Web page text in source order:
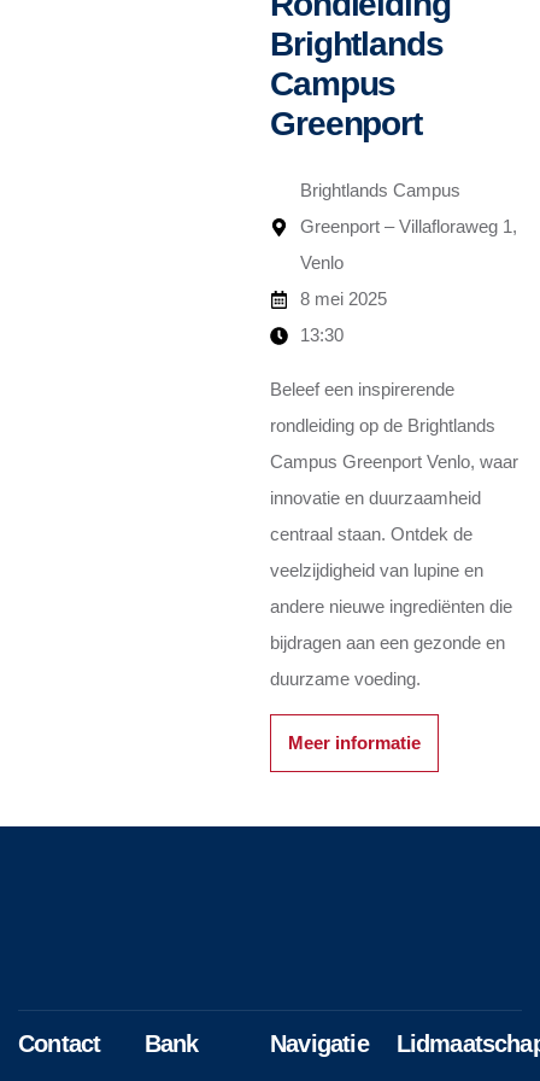
Brightlands
Campus
Greenport
Brightlands Campus
Greenport – Villafloraweg 1,
Venlo
8 mei 2025
13:30
Beleef een inspirerende
rondleiding op de Brightlands
Campus Greenport Venlo, waar
innovatie en duurzaamheid
centraal staan. Ontdek de
veelzijdigheid van lupine en
andere nieuwe ingrediënten die
bijdragen aan een gezonde en
duurzame voeding.
Meer informatie
Contact Bank Navigatie